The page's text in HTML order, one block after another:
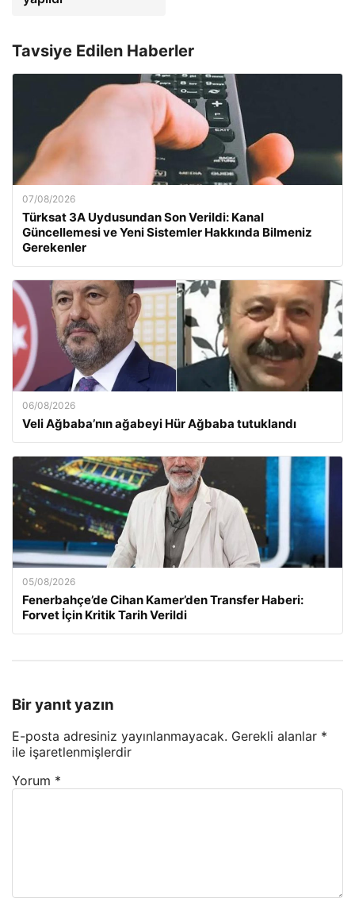
Tavsiye Edilen Haberler
07/08/2026
Türksat 3A Uydusundan Son Verildi: Kanal
Güncellemesi ve Yeni Sistemler Hakkında Bilmeniz
Gerekenler
06/08/2026
Veli Ağbaba’nın ağabeyi Hür Ağbaba tutuklandı
05/08/2026
Fenerbahçe’de Cihan Kamer’den Transfer Haberi:
Forvet İçin Kritik Tarih Verildi
Bir yanıt yazın
E-posta adresiniz yayınlanmayacak. Gerekli alanlar *
ile işaretlenmişlerdir
Yorum *